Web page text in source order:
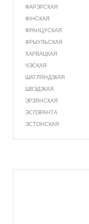
ФАРЭРСКАЯ
ФІНСКАЯ
ФРАНЦУСКАЯ
ФРЫУЛЬСКАЯ
ХАРВАЦКАЯ
ЧЭСКАЯ
ШАТЛЯНДЗКАЯ
ШВЭДЗКАЯ
ЭРЗЯНСКАЯ
ЭСПЭРАНТА
ЭСТОНСКАЯ